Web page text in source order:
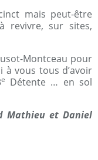
mais peut-être
revivre, sur sites,
Montceau pour
à vous tous d’avoir
e Détente … en sol
Mathieu et Daniel